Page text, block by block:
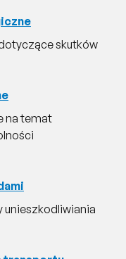
skutków
na temat
unieszkodliwiania